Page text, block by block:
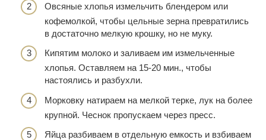
Овсяные хлопья измельчить блендером или
кофемолкой, чтобы цельные зерна превратились
в достаточно мелкую крошку, но не муку.
Кипятим молоко и заливаем им измельченные
хлопья. Оставляем на 15-20 мин., чтобы
настоялись и разбухли.
Морковку натираем на мелкой терке, лук на более
крупной. Чеснок пропускаем через пресс.
Яйца разбиваем в отдельную емкость и взбиваем